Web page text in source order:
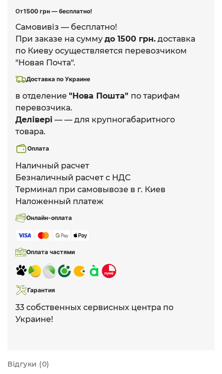
От1500 грн — бесплатно!
Самовивіз — бесплатно!
При заказе на сумму до 1500 грн. доставка
по Киеву осуществляется перевозчиком
"Новая Почта".
Доставка по Украине
в отделение "Нова Пошта" по тарифам
перевозчика.
Делівері — — для крупногабаритного
товара.
Оплата
Наличный расчет
Безналичный расчет с НДС
Терминал при самовывозе в г. Киев
Наложенный платеж
Онлайн-оплата
Оплата частями
Гарантия
33 собственных сервисных центра по
Украине!
Відгуки (0)